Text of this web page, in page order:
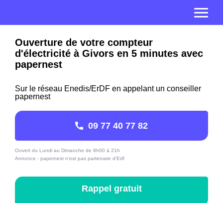
Ouverture de votre compteur
d'électricité à Givors en 5 minutes avec
papernest
Sur le réseau Enedis/ErDF en appelant un conseiller
papernest
09 77 40 77 82
Ouvert du Lundi au Dimanche de 8h00 à 21h
Annonce - papernest n'est pas partenaire d'Edf
Rappel gratuit